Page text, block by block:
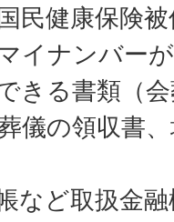
民健康保険
イナンバー
きる書類（
儀の領収書
など取扱金